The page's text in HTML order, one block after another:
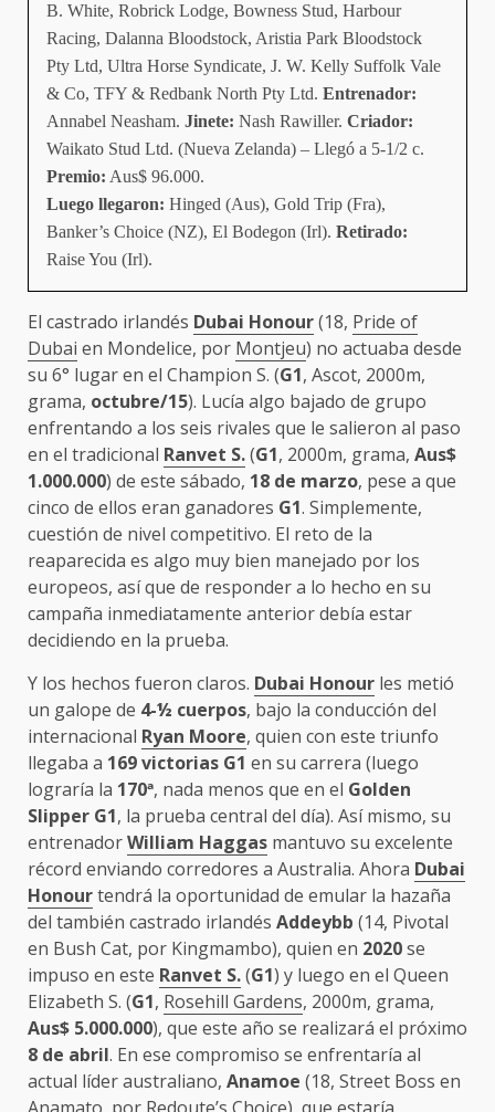
B. White, Robrick Lodge, Bowness Stud, Harbour
Racing, Dalanna Bloodstock, Aristia Park Bloodstock
Pty Ltd, Ultra Horse Syndicate, J. W. Kelly Suffolk Vale
& Co, TFY & Redbank North Pty Ltd. Entrenador:
Annabel Neasham. Jinete: Nash Rawiller. Criador:
Waikato Stud Ltd. (Nueva Zelanda) – Llegó a 5-1/2 c.
Premio: Aus$ 96.000.
Luego llegaron: Hinged (Aus), Gold Trip (Fra),
Banker’s Choice (NZ), El Bodegon (Irl). Retirado:
Raise You (Irl).
El castrado irlandés Dubai Honour(18, Pride of
Dubai en Mondelice, por Montjeu) no actuaba desde
su 6° lugar en el Champion S. (G1, Ascot, 2000m,
grama, octubre/15). Lucía algo bajado de grupo
enfrentando a los seis rivales que le salieron al paso
en el tradicional Ranvet S.(G1, 2000m, grama, Aus$
1.000.000) de este sábado, 18 de marzo, pese a que
cinco de ellos eran ganadores G1. Simplemente,
cuestión de nivel competitivo. El reto de la
reaparecida es algo muy bien manejado por los
europeos, así que de responder a lo hecho en su
campaña inmediatamente anterior debía estar
decidiendo en la prueba.
Y los hechos fueron claros. Dubai Honour les metió
un galope de 4-½ cuerpos, bajo la conducción del
internacional Ryan Moore, quien con este triunfo
llegaba a 169 victorias G1 en su carrera (luego
lograría la 170ª, nada menos que en el Golden
Slipper G1, la prueba central del día). Así mismo, su
entrenadorWilliam Haggas mantuvo su excelente
récord enviando corredores a Australia. Ahora Dubai
Honourtendrá la oportunidad de emular la hazaña
del también castrado irlandés Addeybb (14, Pivotal
en Bush Cat, por Kingmambo), quien en 2020se
impuso en este Ranvet S.(G1) y luego en el Queen
Elizabeth S. (G1, Rosehill Gardens, 2000m, grama,
Aus$ 5.000.000), que este año se realizará el próximo
8 de abril. En ese compromiso se enfrentaría al
actual líder australiano, Anamoe (18, Street Boss en